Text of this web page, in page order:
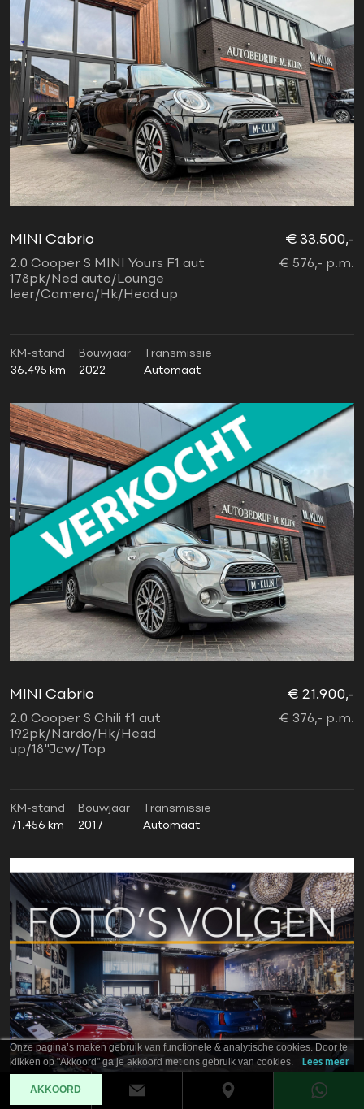
MINI Cabrio
2.0 Cooper S MINI Yours F1 aut
178pk/Ned auto/Lounge
leer/Camera/Hk/Head up
€ 33.500,-
€ 576,- p.m.
KM-stand
36.495 km
Bouwjaar
2022
Transmissie
Automaat
MINI Cabrio
2.0 Cooper S Chili f1 aut
192pk/Nardo/Hk/Head
up/18"Jcw/Top
€ 21.900,-
€ 376,- p.m.
KM-stand
71.456 km
Bouwjaar
2017
Transmissie
Automaat
Onze pagina’s maken gebruik van functionele & analytische cookies. Door te
klikken op "Akkoord" ga je akkoord met ons gebruik van cookies.
Lees meer
AKKOORD